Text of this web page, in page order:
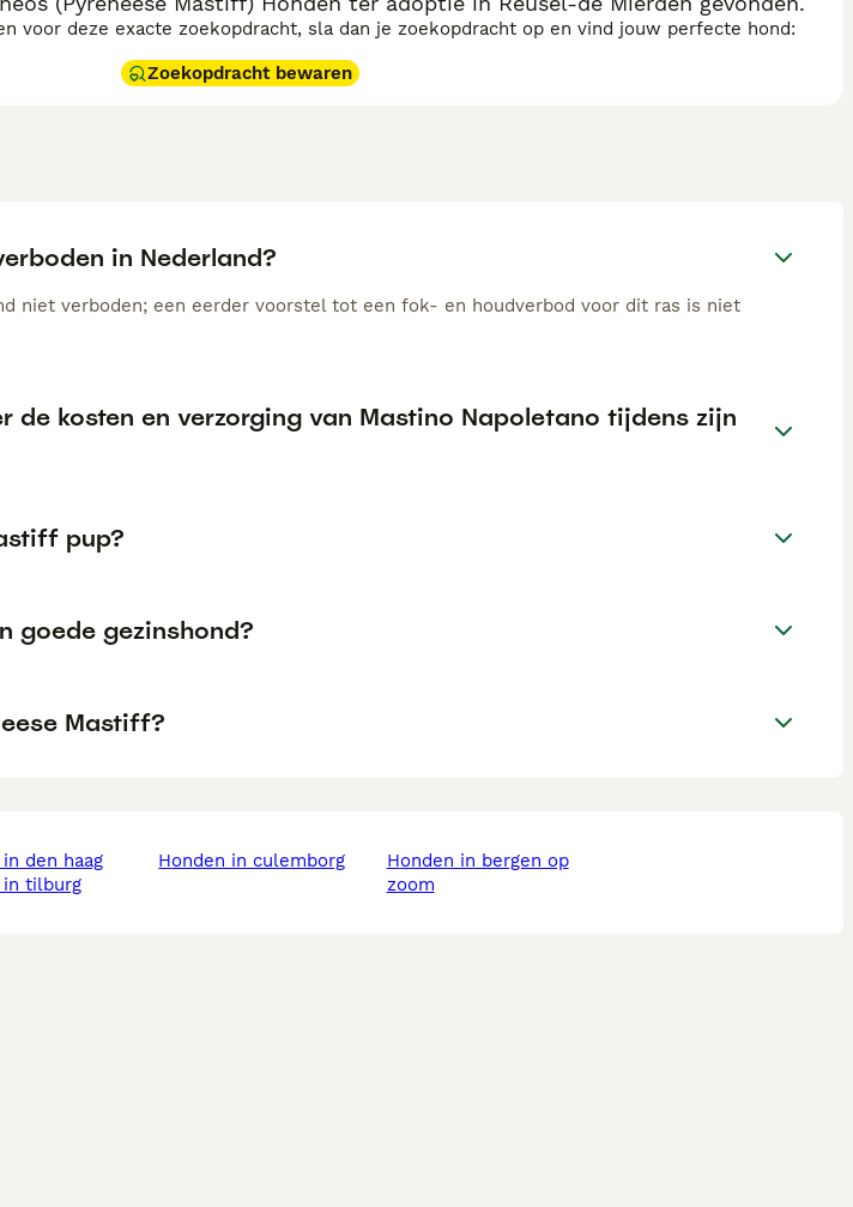
voor deze exacte zoekopdracht, sla dan je zoekopdracht op en vind jouw perfecte hond:
Zoekopdracht bewaren
in Nederland?
niet verboden; een eerder voorstel tot een fok- en houdverbod voor dit ras is niet
de kosten en verzorging van Mastino Napoletano tijdens zijn
pup?
goede gezinshond?
Mastiff?
in den haag
in tilburg
honden in culemborg
honden in bergen op
zoom